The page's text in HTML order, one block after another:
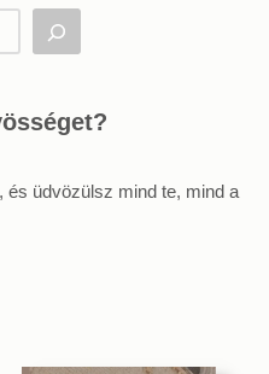
üdvözülsz mind te, mind a